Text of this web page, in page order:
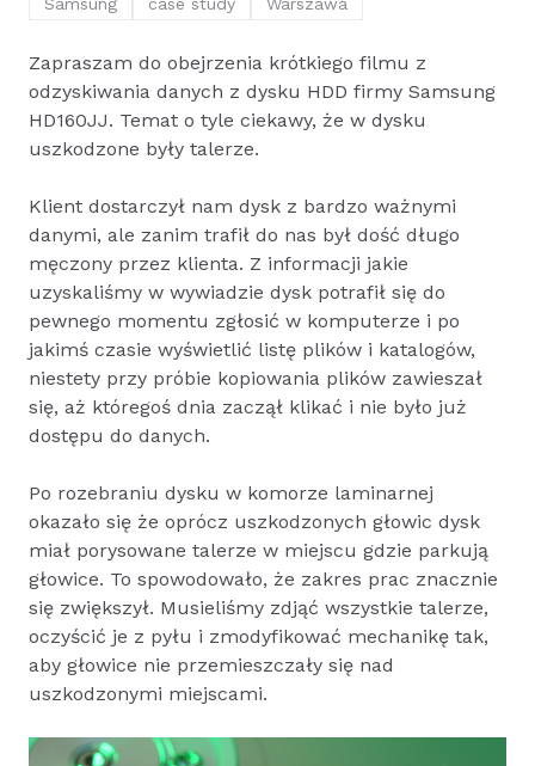
Zapraszam do obejrzenia krótkiego filmu z
odzyskiwania danych z dysku HDD firmy Samsung
HD160JJ. Temat o tyle ciekawy, że w dysku
uszkodzone były talerze.
Klient dostarczył nam dysk z bardzo ważnymi
danymi, ale zanim trafił do nas był dość długo
męczony przez klienta. Z informacji jakie
uzyskaliśmy w wywiadzie dysk potrafił się do
pewnego momentu zgłosić w komputerze i po
jakimś czasie wyświetlić listę plików i katalogów,
niestety przy próbie kopiowania plików zawieszał
się, aż któregoś dnia zaczął klikać i nie było już
dostępu do danych.
Po rozebraniu dysku w komorze laminarnej
okazało się że oprócz uszkodzonych głowic dysk
miał porysowane talerze w miejscu gdzie parkują
głowice. To spowodowało, że zakres prac znacznie
się zwiększył. Musieliśmy zdjąć wszystkie talerze,
oczyścić je z pyłu i zmodyfikować mechanikę tak,
aby głowice nie przemieszczały się nad
uszkodzonymi miejscami.